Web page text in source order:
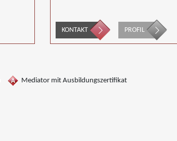
KONTAKT PROFIL
Mediator mit Ausbildungszertifikat